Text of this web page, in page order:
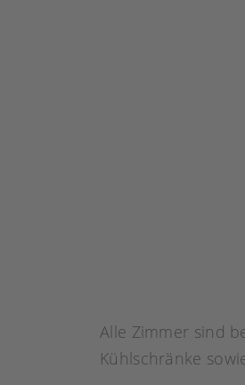
Alle Zimmer sind
Kühlschränke